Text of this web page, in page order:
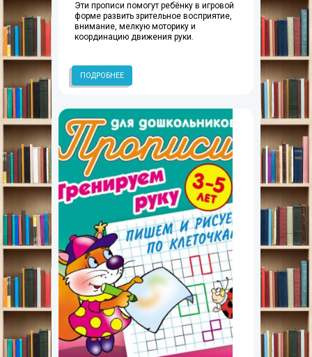
Эти прописи помогут ребёнку в игровой
форме развить зрительное восприятие,
внимание, мелкую моторику и
координацию движения руки.
ПОДРОБНЕЕ